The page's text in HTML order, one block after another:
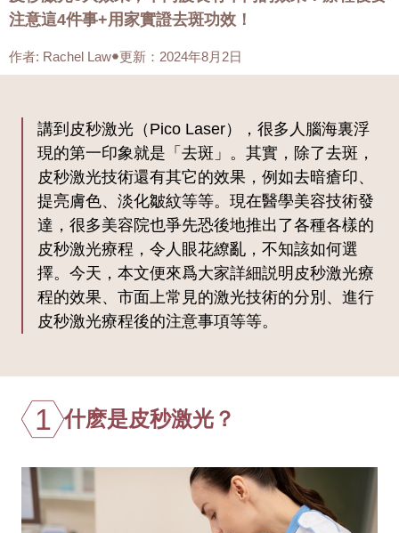
注意這4件事+用家實證去斑功效！
作者: Rachel Law 更新：2024年8月2日
講到皮秒激光（Pico Laser），很多人腦海裏浮
現的第一印象就是「去斑」。其實，除了去斑，
皮秒激光技術還有其它的效果，例如去暗瘡印、
提亮膚色、淡化皺紋等等。現在醫學美容技術發
達，很多美容院也爭先恐後地推出了各種各樣的
皮秒激光療程，令人眼花繚亂，不知該如何選
擇。今天，本文便來爲大家詳細説明皮秒激光療
程的效果、市面上常見的激光技術的分別、進行
皮秒激光療程後的注意事項等等。
1 什麽是皮秒激光？